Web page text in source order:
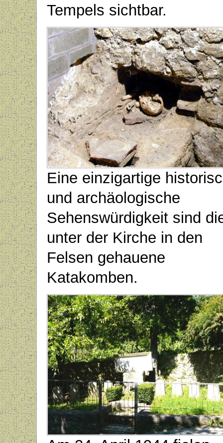
Tempels sichtbar.
Eine einzigartige
und archäologische
Sehenswürdigkeit sind
unter der Kirche in den
Felsen gehauene
Katakomben.